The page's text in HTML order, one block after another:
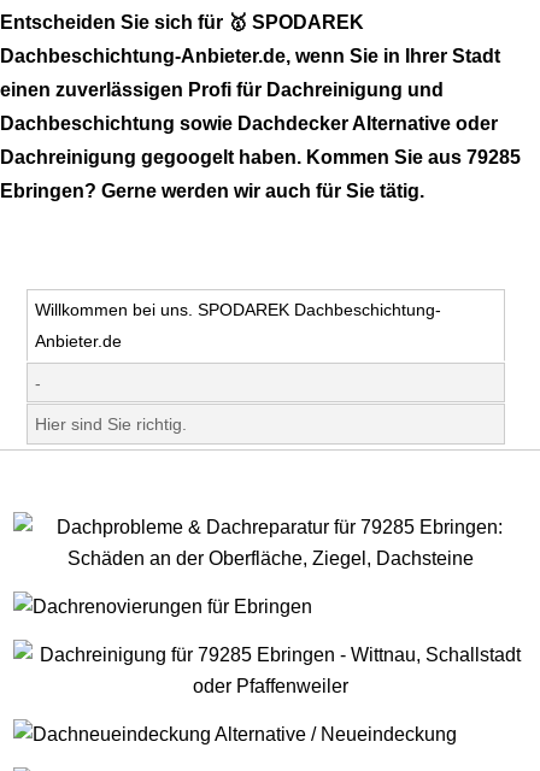
Entscheiden Sie sich für 🥇 SPODAREK
Dachbeschichtung-Anbieter.de, wenn Sie in Ihrer Stadt
einen zuverlässigen Profi für Dachreinigung und
Dachbeschichtung sowie Dachdecker Alternative oder
Dachreinigung gegoogelt haben. Kommen Sie aus 79285
Ebringen? Gerne werden wir auch für Sie tätig.
Willkommen bei uns. SPODAREK Dachbeschichtung-
Anbieter.de
-
Hier sind Sie richtig.